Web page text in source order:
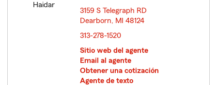
3159 S Telegraph RD
Dearborn, MI 48124
313-278-1520
Sitio web del agente
Email al agente
Obtener una cotización
Agente de texto